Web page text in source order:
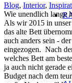
Blog, Interior,
Wie unendlich lange
Als wir 2015 in unser
das alte Bett
auch anders sein -
eingezogen. Nach
welches Bett am
ja auch nicht gerade
Budget nach dem